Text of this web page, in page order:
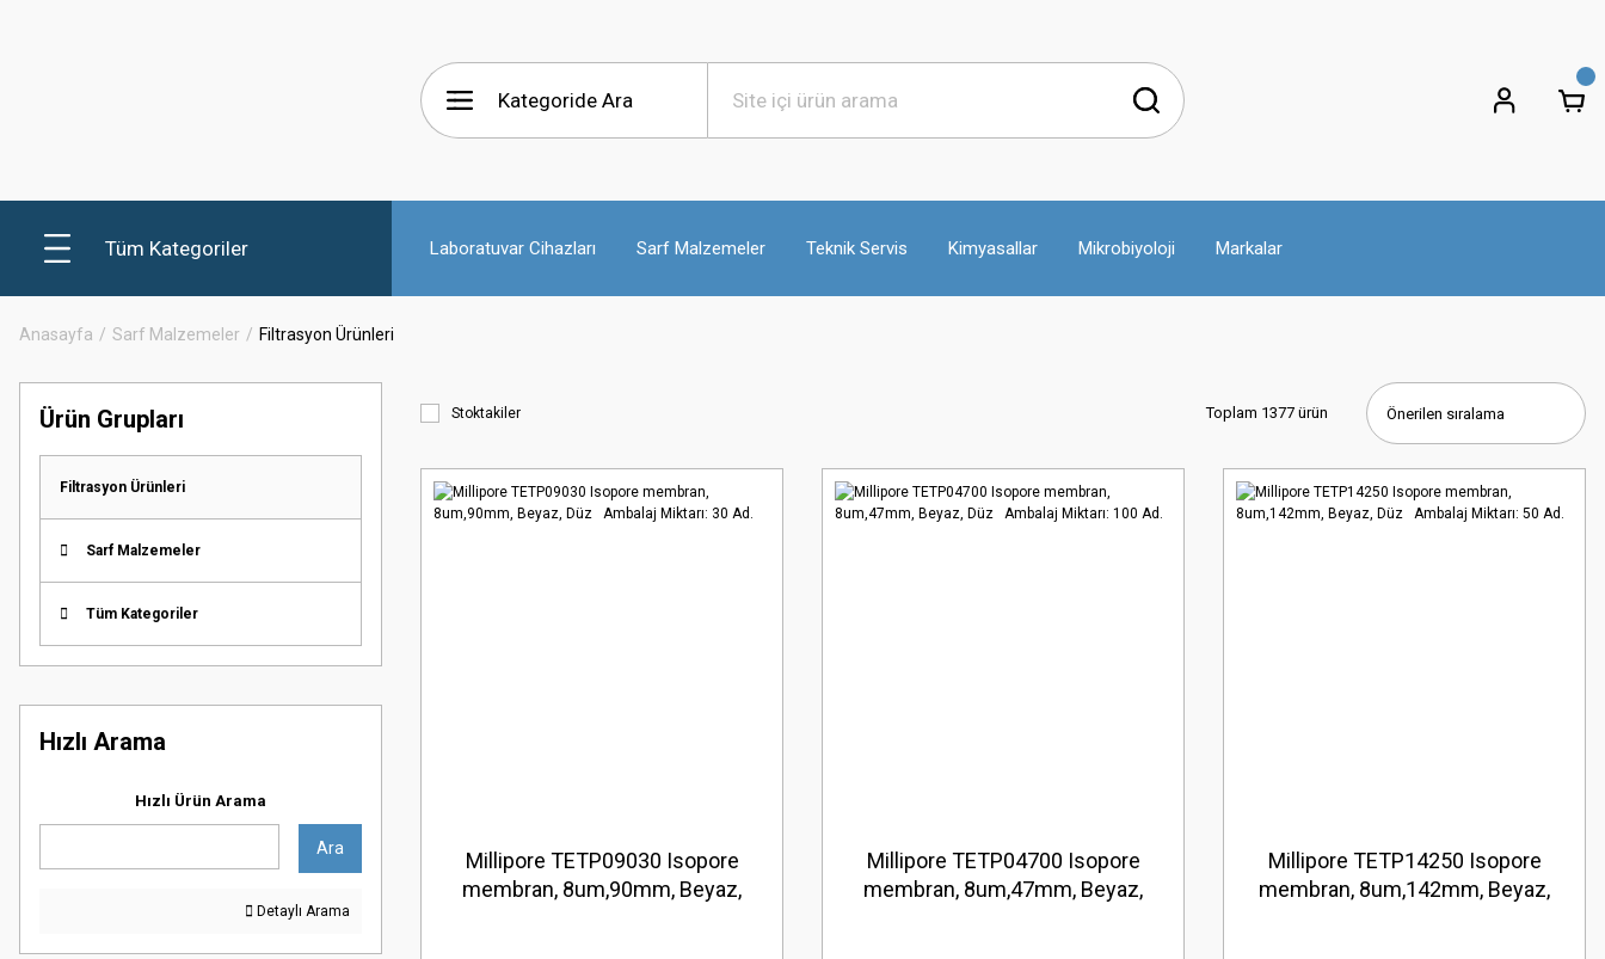
Tüm Kategoriler Laboratuvar Cihazları Sarf Malzemeler Teknik Servis Kimyasallar Mikrobiyoloji Markalar
Anasayfa Sarf Malzemeler Filtrasyon Ürünleri
Ürün Grupları
Filtrasyon Ürünleri
Sarf Malzemeler
Tüm Kategoriler
Hızlı Arama
Hızlı Ürün Arama
Ara
Detaylı Arama
Stoktakiler Toplam 1377 ürün
Millipore TETP09030 Isopore
membran, 8um,90mm, Beyaz,
Millipore TETP04700 Isopore
membran, 8um,47mm, Beyaz,
Millipore TETP14250 Isopore
membran, 8um,142mm, Beyaz,